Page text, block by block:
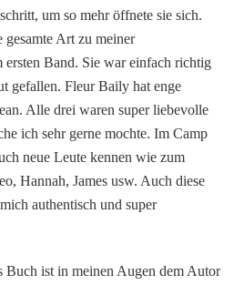
um so mehr öffnete sie sich.
Art zu meiner
ersten Band. Sie war einfach richtig
gefallen. Fleur Baily hat enge
Alle drei waren super liebevolle
ich sehr gerne mochte. Im Camp
neue Leute kennen wie zum
Hannah, James usw. Auch diese
authentisch und super
Buch ist in meinen Augen dem Autor